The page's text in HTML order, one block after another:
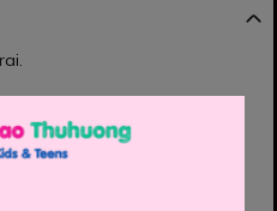
mix quần thun lửng vải da